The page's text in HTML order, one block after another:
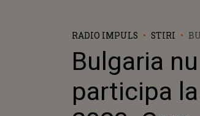
RADIO IMPULS STIRI
Bulgaria
participa